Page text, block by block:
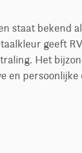
staat bekend
geeft
Het
en